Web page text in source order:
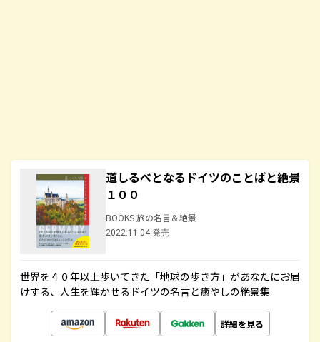
道しるべとなるドイツのことばと絶景
１００
BOOKS 旅の名言＆絶景
2022.11.04 発売
世界を４０年以上歩いてきた「地球の歩き方」があなたにお届
けする、人生を輝かせるドイツの名言と癒やしの絶景集
詳細を見る